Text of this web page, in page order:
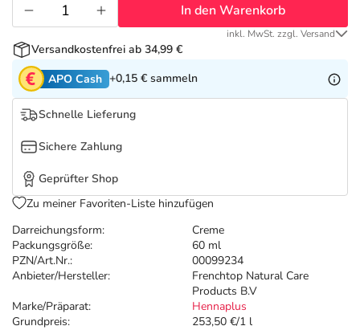
Tierapotheke
Vitamine & Mineralstoffe
Marken
Salus Deals
Darreichungsform:
Creme
Packungsgröße:
60 ml
PZN/Art.Nr.:
00099234
Anbieter/Hersteller:
Frenchtop Natural Care
Products B.V
Marke/Präparat:
Hennaplus
Grundpreis:
253,50 €/1 l
In den Warenkorb
inkl. MwSt. zzgl. Versand
Versandkostenfrei ab 34,99 €
APO Cash +0,15 € sammeln
Schnelle Lieferung
Sichere Zahlung
Geprüfter Shop
Zu meiner Favoriten-Liste hinzufügen